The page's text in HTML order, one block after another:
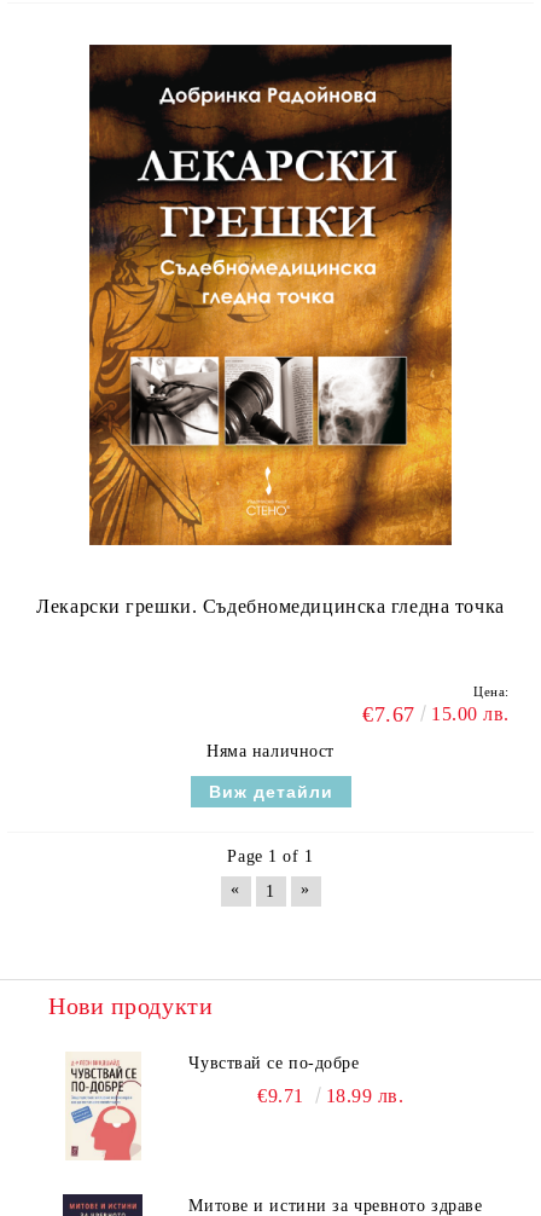
Лекарски грешки. Съдебномедицинска гледна точка
Цена:
€7.67 15.00 лв.
Няма наличност
Виж детайли
Page 1 of 1
«
1 »
Нови продукти
Чувствай се по-добре
€9.71 18.99 лв.
Митове и истини за чревното здраве